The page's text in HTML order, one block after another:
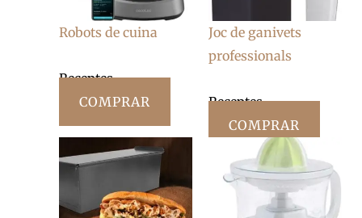
Robots de cuina
Receptes
COMPRAR
Joc de ganivets
professionals
Receptes
COMPRAR